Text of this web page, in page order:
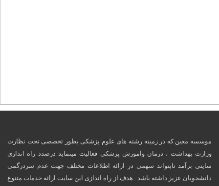
موسسه معین که در زمینه رشته های علوم پزشکی بطور تخصصی تحت نظارت
وزارت بهداشت ، درمان وآموزش پزشکی فعالیت مینماید درصدد راه اندازی
سایتی برآمد تابتواند سهمی در ارائه اطلاعات مختلف جهت عدم سردرگمی
دانشجویان عزیز داشته باشد . هدف از راه اندازی این سایت ارائه خدمات متنوع